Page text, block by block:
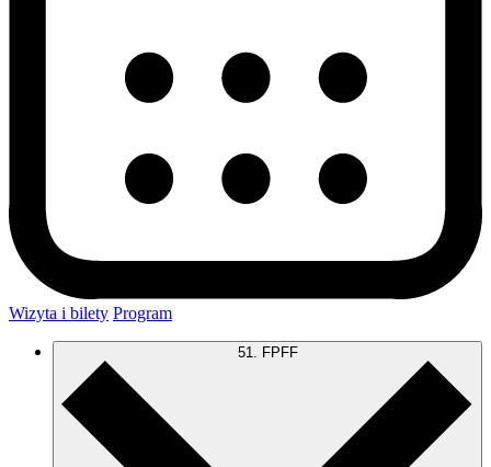
Wizyta i bilety Program
51. FPFF